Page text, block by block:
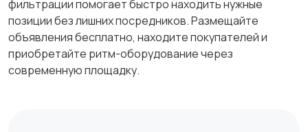
фильтрации помогает быстро находить нужные
позиции без лишних посредников. Размещайте
объявления бесплатно, находите покупателей и
приобретайте ритм-оборудование через
современную площадку.